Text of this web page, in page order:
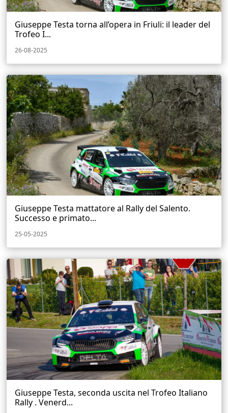
Giuseppe Testa torna all’opera in Friuli: il leader del
Trofeo I...
26-08-2025
Giuseppe Testa mattatore al Rally del Salento.
Successo e primato...
25-05-2025
Giuseppe Testa, seconda uscita nel Trofeo Italiano
Rally . Venerd...